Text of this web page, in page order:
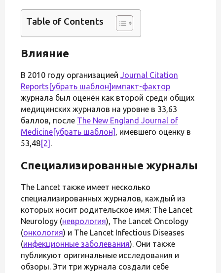
Table of Contents
Влияние
В 2010 году организацией Journal Citation
Reports [убрать шаблон] импакт-фактор
журнала был оценён как второй среди общих
медицинских журналов на уровне в 33,63
баллов, после The New England Journal of
Medicine[убрать шаблон] , имевшего оценку в
53,48[2] .
Специализированные журналы
The Lancet также имеет несколько
специализированных журналов, каждый из
которых носит родительское имя: The Lancet
Neurology (неврология), The Lancet Oncology
(онкология) и The Lancet Infectious Diseases
(инфекционные заболевания). Они также
публикуют оригинальные исследования и
обзоры. Эти три журнала создали себе